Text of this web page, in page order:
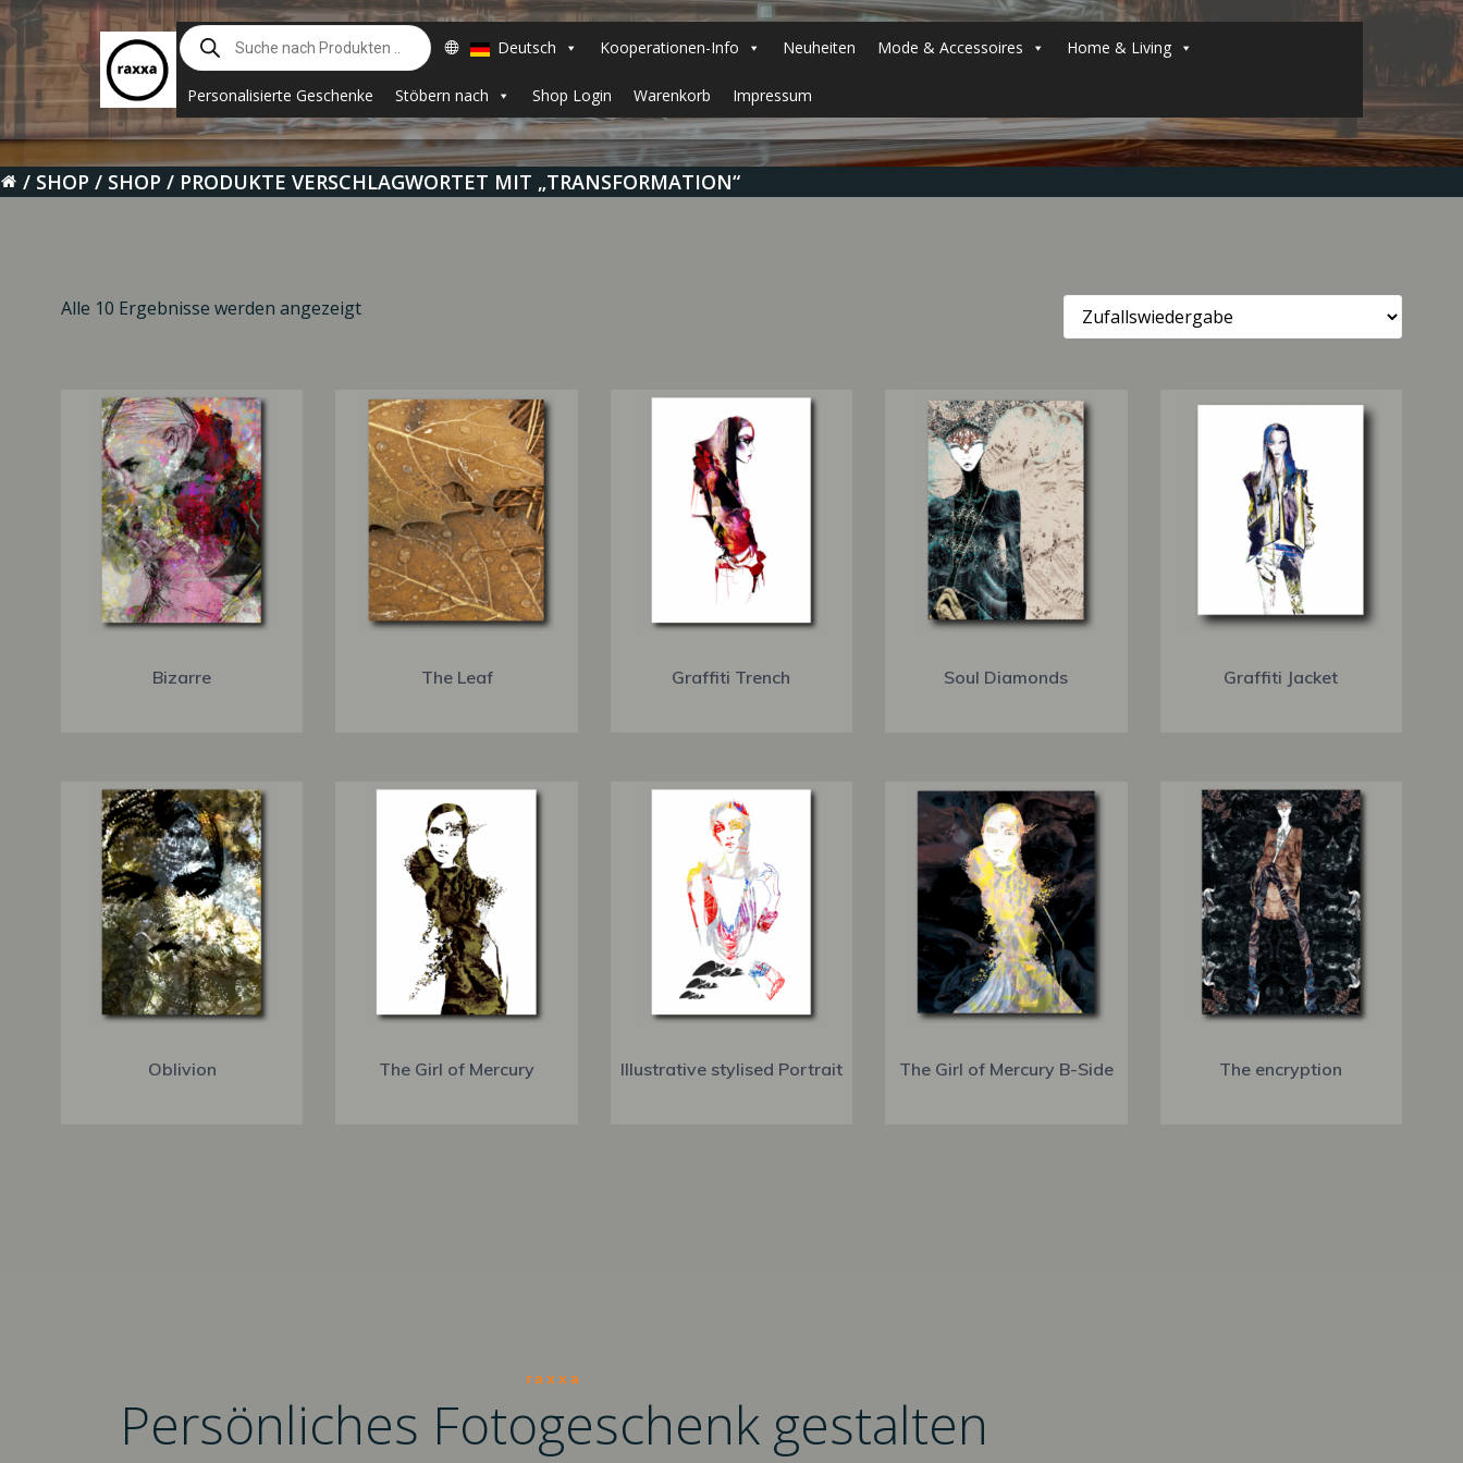
Zum
Inhalt
springen
Suche
nach
Produkten
Deutsch Kooperationen-Info Neuheiten Mode & Accessoires Home & Living
Personalisierte Geschenke Stöbern nach Shop Login Warenkorb Impressum
SHOP SHOP PRODUKTE VERSCHLAGWORTET MIT „TRANSFORMATION“
Alle 10 Ergebnisse werden angezeigt
Bizarre The Leaf Graffiti Trench Soul Diamonds Graffiti Jacket
Oblivion The Girl of Mercury Illustrative stylised Portrait The Girl of Mercury B-Side The encryption
raxxa
Persönliches Fotogeschenk gestalten